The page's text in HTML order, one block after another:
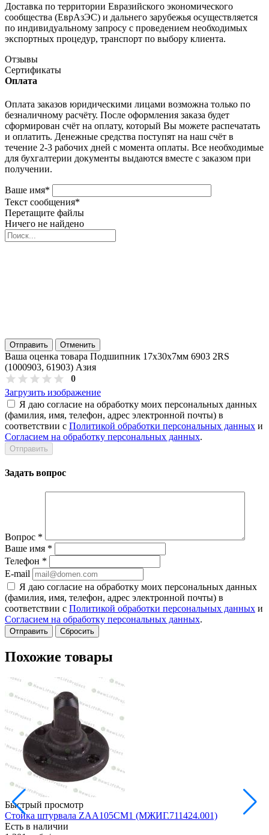
Доставка по территории Евразийского экономического
сообщества (ЕврАзЭС) и дальнего зарубежья осуществляется
по индивидуальному запросу с проведением необходимых
экспортных процедур, транспорт по выбору клиента.
Отзывы
Сертификаты
Оплата
Оплата заказов юридическими лицами возможна только по
безналичному расчёту. После оформления заказа будет
сформирован счёт на оплату, который Вы можете распечатать
и оплатить. Денежные средства поступят на наш счёт в
течение 2-3 рабочих дней с момента оплаты. Все необходимые
для бухгалтерии документы выдаются вместе с заказом при
получении.
Ваше имя*
Текст сообщения*
Перетащите файлы
Ничего не найдено
Отправить Отменить
Ваша оценка товара Подшипник 17х30х7мм 6903 2RS
(1000903, 61903) Азия
0
Загрузить изображение
Я даю согласие на обработку моих персональных данных
(фамилия, имя, телефон, адрес электронной почты) в
соответствии с Политикой обработки персональных данных и
Согласием на обработку персональных данных.
Задать вопрос
Вопрос *
Ваше имя *
Телефон *
E-mail
Я даю согласие на обработку моих персональных данных
(фамилия, имя, телефон, адрес электронной почты) в
соответствии с Политикой обработки персональных данных и
Согласием на обработку персональных данных.
Сбросить
Похожие товары
Быстрый просмотр
Стойка штурвала ZAA105CM1 (МЖИГ.711424.001)
Есть в наличии